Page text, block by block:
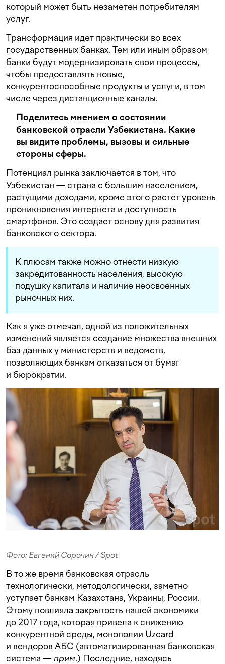
который может быть незаметен потребителям
услуг.
Трансформация идет практически во всех
государственных банках. Тем или иным образом
банки будут модернизировать свои процессы,
чтобы предоставлять новые,
конкурентоспособные продукты и услуги, в том
числе через дистанционные каналы.
Поделитесь мнением о состоянии
банковской отрасли Узбекистана. Какие
вы видите проблемы, вызовы и сильные
стороны сферы.
Потенциал рынка заключается в том, что
Узбекистан — страна с большим населением,
растущими доходами, кроме этого растет уровень
проникновения интернета и доступность
смартфонов. Это создает основу для развития
банковского сектора.
К плюсам также можно отнести низкую
закредитованность населения, высокую
подушку капитала и наличие неосвоенных
рыночных них.
Как я уже отмечал, одной из положительных
изменений является создание множества внешних
баз данных у министерств и ведомств,
позволяющих банкам отказаться от бумаг
и бюрократии.
Фото: Евгений Сорочин / Spot
В то же время банковская отрасль
технологически, методологически, заметно
уступает банкам Казахстана, Украины, России.
Этому повлияла закрытость нашей экономики
до 2017 года, которая привела к снижению
конкурентной среды, монополии Uzcard
и вендоров АБС (автоматизированная банковская
система — прим.) Последние, находясь